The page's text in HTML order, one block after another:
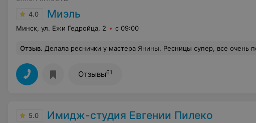
4.0 Миэль
Минск, ул. Ежи Гедройца, 2 с 09:00
Отзыв. Делала реснички у мастера Янины. Ресницы супер, все очень понравилось и кофе с конфеткой угостили, очень
Отзывы61
5.0 Имидж-студия Евгении Пилеко